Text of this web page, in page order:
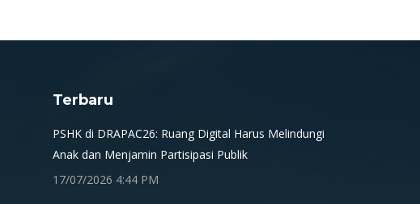
Terbaru
PSHK di DRAPAC26: Ruang Digital Harus Melindungi
Anak dan Menjamin Partisipasi Publik
17/07/2026 4:44 PM